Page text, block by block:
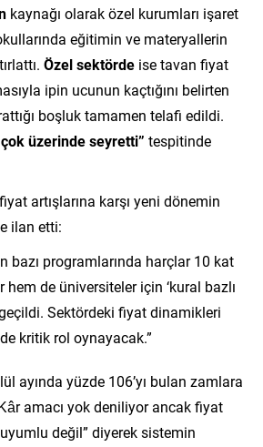
kaynağı olarak özel kurumları işaret
eğitimin ve materyallerin
Özel sektörde ise tavan fiyat
ipin ucunun kaçtığını belirten
boşluk tamamen telafi edildi.
üzerinde seyretti” tespitinde
artışlarına karşı yeni dönemin
ilan etti:
bazı programlarında harçlar 10 kat
hem de üniversiteler için ‘kural bazlı
Sektördeki fiyat dinamikleri
kritik rol oynayacak.”
ayında yüzde 106’yı bulan zamlara
amacı yok deniliyor ancak fiyat
değil” diyerek sistemin